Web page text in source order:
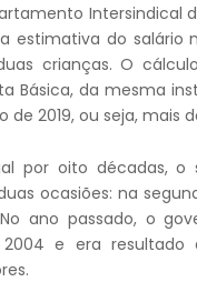
estimativa do
crianças. O
Básica, da mesma
de 2019, ou seja, mais
por oito décadas,
ocasiões: na
ano passado, o
2004 e era